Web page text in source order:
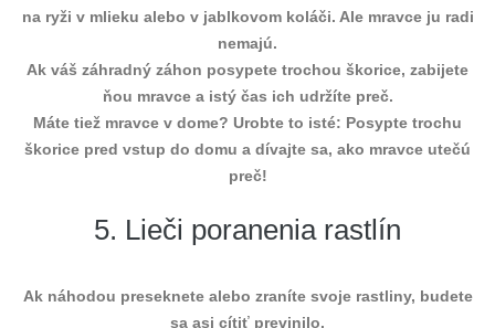
na ryži v mlieku alebo v jablkovom koláči. Ale mravce ju radi
nemajú.
Ak váš záhradný záhon posypete trochou škorice, zabijete
ňou mravce a istý čas ich udržíte preč.
Máte tiež mravce v dome? Urobte to isté: Posypte trochu
škorice pred vstup do domu a dívajte sa, ako mravce utečú
preč!
5. Lieči poranenia rastlín
Ak náhodou preseknete alebo zraníte svoje rastliny, budete
sa asi cítiť previnilo.